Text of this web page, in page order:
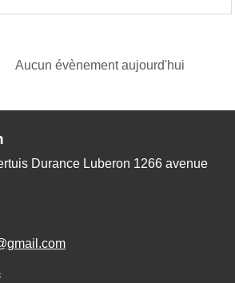
Aucun évènement aujourd'hui
Durance Luberon 1266 avenue